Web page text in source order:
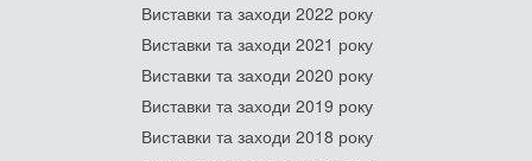
Виставки та заходи 2022 року
Виставки та заходи 2021 року
Виставки та заходи 2020 року
Виставки та заходи 2019 року
Виставки та заходи 2018 року